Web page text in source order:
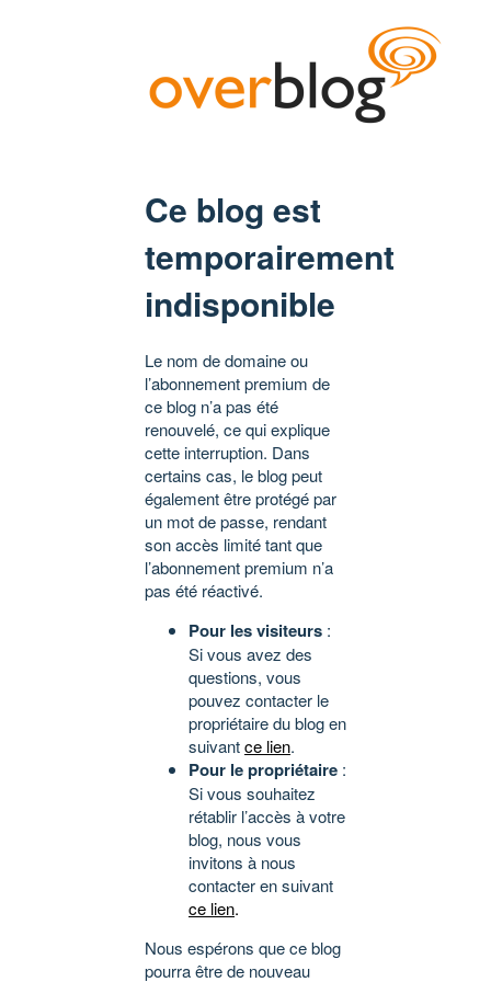
Ce blog est
temporairement
indisponible
Le nom de domaine ou
l’abonnement premium de
ce blog n’a pas été
renouvelé, ce qui explique
cette interruption. Dans
certains cas, le blog peut
également être protégé par
un mot de passe, rendant
son accès limité tant que
l’abonnement premium n’a
pas été réactivé.
Pour les visiteurs :
Si vous avez des
questions, vous
pouvez contacter le
propriétaire du blog en
suivantce lien.
Pour le propriétaire :
Si vous souhaitez
rétablir l’accès à votre
blog, nous vous
invitons à nous
contacter en suivant
ce lien.
Nous espérons que ce blog
pourra être de nouveau